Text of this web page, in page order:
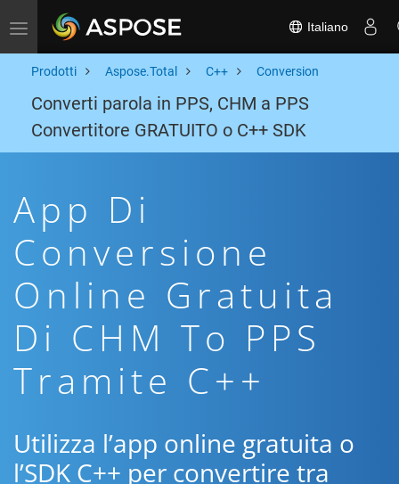
Toggle navigation Italiano
Prodotti Aspose.Total C++ Conversion
Converti parola in PPS, CHM a PPS
Convertitore GRATUITO o C++ SDK
App Di
Conversione
Online Gratuita
Di CHM To PPS
Tramite C++
Utilizza l’app online gratuita o
l’SDK C++ per convertire tra